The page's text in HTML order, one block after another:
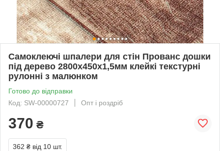
Самоклеючі шпалери для стін Прованс дошки
під дерево 2800х450х1,5мм клейкі текстурні
рулонні з малюнком
Готово до відправки
Код: SW-00000727
Опт і роздріб
370 ₴
362 ₴ від 10 шт.